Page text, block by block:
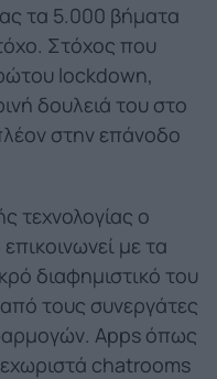
τα 5.000 βήματα
Στόχος που
lockdown,
δουλειά του στο
στην επάνοδο
τεχνολογίας ο
με τα
διαφημιστικό του
τους συνεργάτες
Apps όπως
chatrooms